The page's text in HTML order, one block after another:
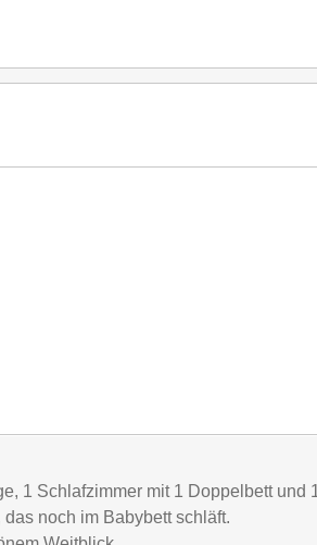
1 Schlafzimmer mit 1 Doppelbett und
noch im Babybett schläft.